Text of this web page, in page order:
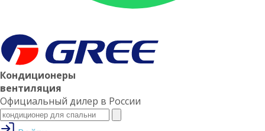
Кондиционеры
вентиляция
Официальный дилер в России